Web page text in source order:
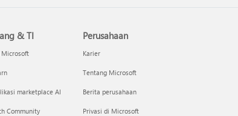
& TI
Microsoft
marketplace AI
Community
Perusahaan
Karier
Tentang Microsoft
Berita perusahaan
Privasi di Microsoft